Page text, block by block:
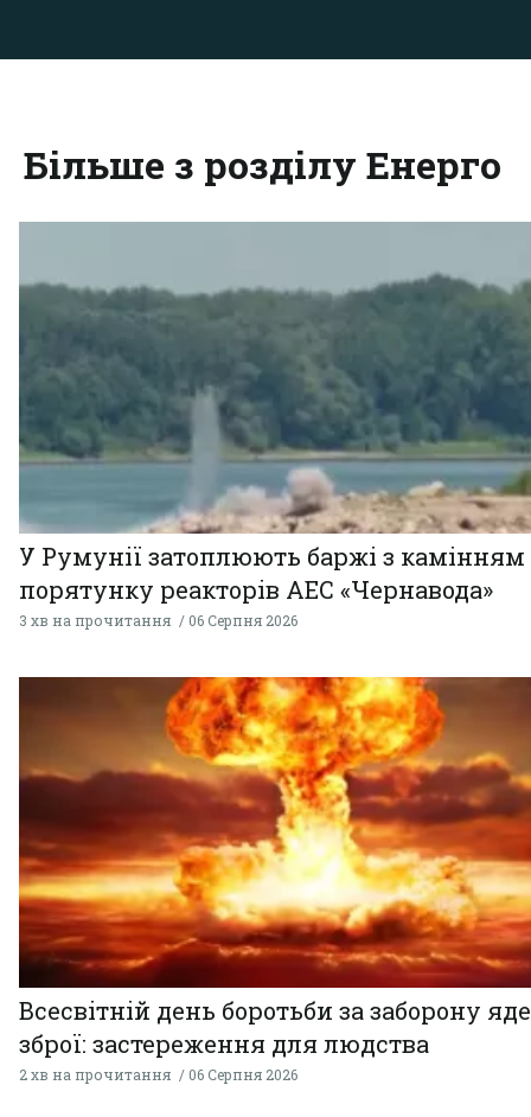
Більше з розділу Енерго
У Румунії затоплюють баржі з
порятунку реакторів АЕС «Чернавода»
3 хв на прочитання 06 Серпня 2026
Всесвітній день боротьби за заборону
зброї: застереження для людства
2 хв на прочитання 06 Серпня 2026